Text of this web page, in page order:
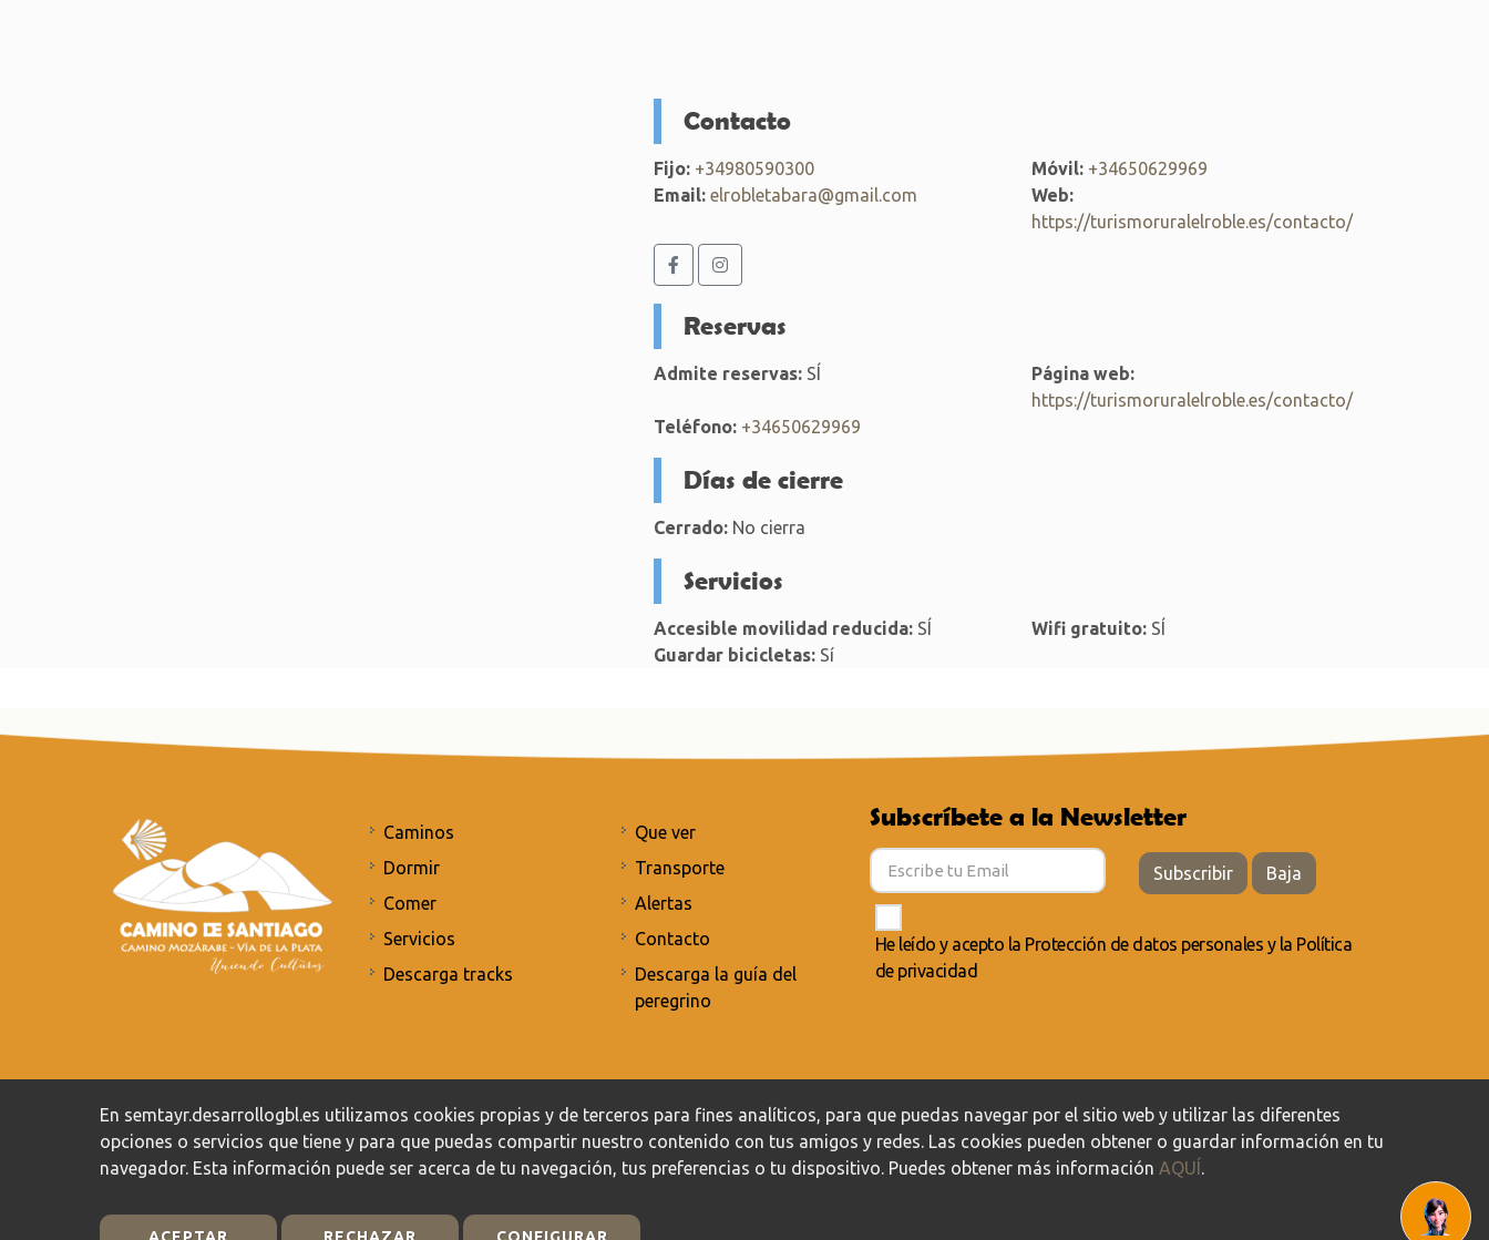
Contacto
Fijo: +34980590300 Móvil: +34650629969
Email: elrobletabara@gmail.com
Web:
https://turismoruralelroble.es/contacto/
Reservas
Admite reservas:SÍ
Página web:
https://turismoruralelroble.es/contacto/
Teléfono: +34650629969
Días de cierre
Cerrado:No cierra
Servicios
Accesible movilidad reducida:SÍ Wifi gratuito:SÍ
Guardar bicicletas:Sí
Caminos
Dormir
Comer
Servicios
Descarga tracks
Que ver
Transporte
Alertas
Contacto
Descarga la guía del
peregrino
Subscríbete a la Newsletter
Subscribir Baja
He leído y acepto la Protección de datos personales y la Política
de privacidad
En semtayr.desarrollogbl.es utilizamos cookies propias y de terceros para fines analíticos, para que puedas navegar por el sitio web y utilizar las diferentes
opciones o servicios que tiene y para que puedas compartir nuestro contenido con tus amigos y redes. Las cookies pueden obtener o guardar información en tu
navegador. Esta información puede ser acerca de tu navegación, tus preferencias o tu dispositivo. Puedes obtener más información AQUÍ.